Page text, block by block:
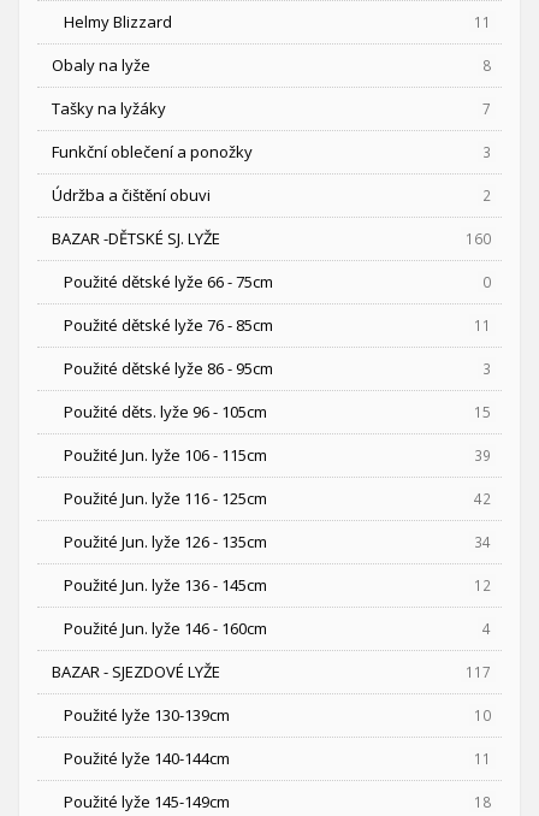
Helmy Blizzard 11
Obaly na lyže 8
Tašky na lyžáky 7
Funkční oblečení a ponožky 3
Údržba a čištění obuvi 2
BAZAR -DĚTSKÉ SJ. LYŽE 160
Použité dětské lyže 66 - 75cm 0
Použité dětské lyže 76 - 85cm 11
Použité dětské lyže 86 - 95cm 3
Použité děts. lyže 96 - 105cm 15
Použité Jun. lyže 106 - 115cm 39
Použité Jun. lyže 116 - 125cm 42
Použité Jun. lyže 126 - 135cm 34
Použité Jun. lyže 136 - 145cm 12
Použité Jun. lyže 146 - 160cm 4
BAZAR - SJEZDOVÉ LYŽE 117
Použité lyže 130-139cm 10
Použité lyže 140-144cm 11
Použité lyže 145-149cm 18